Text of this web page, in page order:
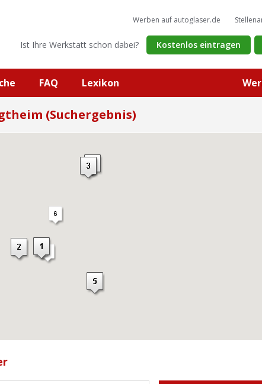
Werben auf autoglaser.de
Ist Ihre Werkstatt schon dabei? Kostenlos eintragen
FAQ Lexikon
(Suchergebnis)